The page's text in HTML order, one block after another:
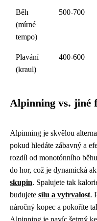
Běh
(mírné
tempo)
500-700
Plavání
(kraul)
400-600
Alpinning vs. jiné
Alpinning je skvělou
pokud hledáte zábavný a
rozdíl od monotónního
do hor, což je dynamická
skupin. Spalujete tak
budujete sílu a vytrvalost.
náročný kopec a pokoříte
Alpinning je navíc šetrný